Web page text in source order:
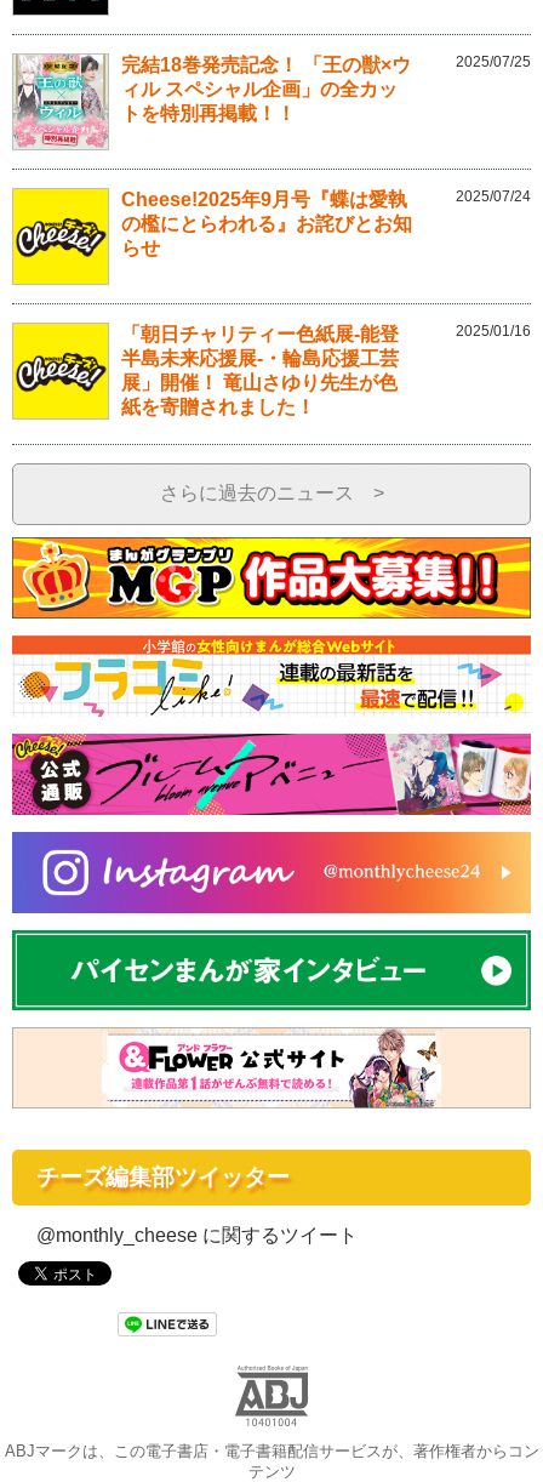
完結18巻発売記念！ 「王の獣×ウ
ィル スペシャル企画」の全カッ
トを特別再掲載！！
2025/07/25
Cheese!2025年9月号『蝶は愛執
の檻にとらわれる』お詫びとお知
らせ
2025/07/24
「朝日チャリティー色紙展-能登
半島未来応援展-・輪島応援工芸
展」開催！ 竜山さゆり先生が色
紙を寄贈されました！
2025/01/16
さらに過去のニュース >
チーズ編集部ツイッター
@monthly_cheese に関するツイート
ABJマークは、この電子書店・電子書籍配信サービスが、著作権者からコン
テンツ